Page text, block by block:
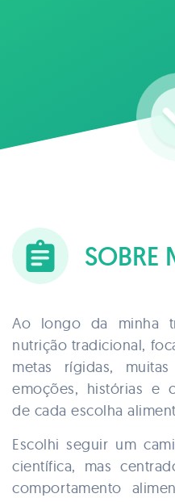
SOBRE
Ao longo da minha
nutrição tradicional,
metas rígidas,
emoções, histórias e
de cada escolha
Escolhi seguir um
científica, mas
comportamento